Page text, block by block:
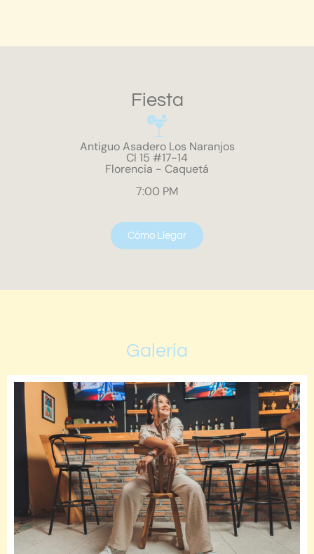
Fiesta
Antiguo Asadero Los Naranjos
Cl 15 #17-14
Florencia - Caquetá
7:00 PM
Cómo Llegar
Galería